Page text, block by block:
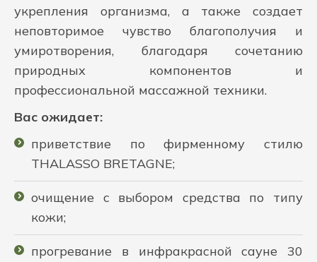
укрепления организма, а также создает
неповторимое чувство благополучия и
умиротворения, благодаря сочетанию
природных компонентов и
профессиональной массажной техники.
Вас ожидает:
приветствие по фирменному стилю
THALASSO BRETAGNE;
очищение с выбором средства по типу
кожи;
прогревание в инфракрасной сауне 30